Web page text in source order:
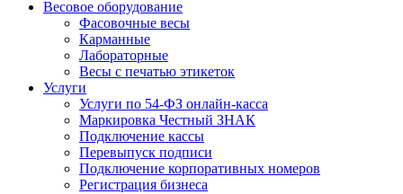
Весовое оборудование
Фасовочные весы
Карманные
Лабораторные
Весы с печатью этикеток
Услуги
Услуги по 54-ФЗ онлайн-касса
Маркировка Честный ЗНАК
Подключение кассы
Перевыпуск подписи
Подключение корпоративных номеров
Регистрация бизнеса